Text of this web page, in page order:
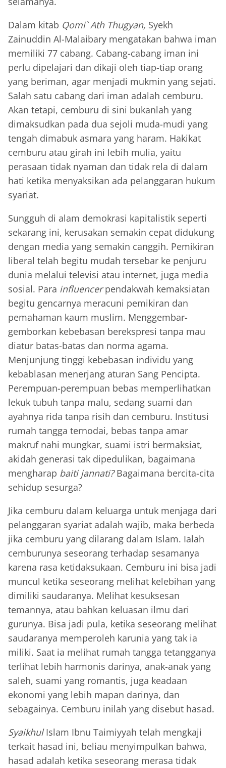
Dalam kitab Qomi` Ath Thugyan, Syekh
Zainuddin Al-Malaibary mengatakan bahwa iman
memiliki 77 cabang. Cabang-cabang iman ini
perlu dipelajari dan dikaji oleh tiap-tiap orang
yang beriman, agar menjadi mukmin yang sejati.
Salah satu cabang dari iman adalah cemburu.
Akan tetapi, cemburu di sini bukanlah yang
dimaksudkan pada dua sejoli muda-mudi yang
tengah dimabuk asmara yang haram. Hakikat
cemburu atau girah ini lebih mulia, yaitu
perasaan tidak nyaman dan tidak rela di dalam
hati ketika menyaksikan ada pelanggaran hukum
syariat.
Sungguh di alam demokrasi kapitalistik seperti
sekarang ini, kerusakan semakin cepat didukung
dengan media yang semakin canggih. Pemikiran
liberal telah begitu mudah tersebar ke penjuru
dunia melalui televisi atau internet, juga media
sosial. Para influencerpendakwah kemaksiatan
begitu gencarnya meracuni pemikiran dan
pemahaman kaum muslim. Menggembar-
gemborkan kebebasan berekspresi tanpa mau
diatur batas-batas dan norma agama.
Menjunjung tinggi kebebasan individu yang
kebablasan menerjang aturan Sang Pencipta.
Perempuan-perempuan bebas memperlihatkan
lekuk tubuh tanpa malu, sedang suami dan
ayahnya rida tanpa risih dan cemburu. Institusi
rumah tangga ternodai, bebas tanpa amar
makruf nahi mungkar, suami istri bermaksiat,
akidah generasi tak dipedulikan, bagaimana
mengharap baiti jannati?Bagaimana bercita-cita
sehidup sesurga?
Jika cemburu dalam keluarga untuk menjaga dari
pelanggaran syariat adalah wajib, maka berbeda
jika cemburu yang dilarang dalam Islam. Ialah
cemburunya seseorang terhadap sesamanya
karena rasa ketidaksukaan. Cemburu ini bisa jadi
muncul ketika seseorang melihat kelebihan yang
dimiliki saudaranya. Melihat kesuksesan
temannya, atau bahkan keluasan ilmu dari
gurunya. Bisa jadi pula, ketika seseorang melihat
saudaranya memperoleh karunia yang tak ia
miliki. Saat ia melihat rumah tangga tetangganya
terlihat lebih harmonis darinya, anak-anak yang
saleh, suami yang romantis, juga keadaan
ekonomi yang lebih mapan darinya, dan
sebagainya. Cemburu inilah yang disebut hasad.
SyaikhulIslam Ibnu Taimiyyah telah mengkaji
terkait hasad ini, beliau menyimpulkan bahwa,
hasad adalah ketika seseorang merasa tidak